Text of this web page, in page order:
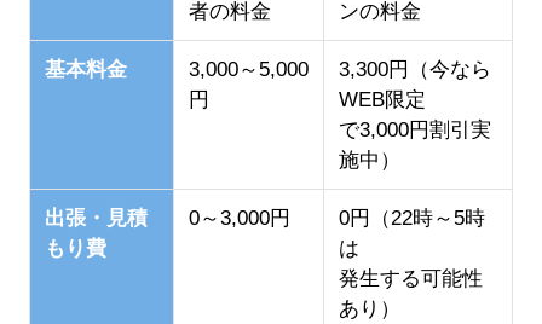
者の料金
ンの料金
基本料金
3,000～5,000
円
3,300円（今なら
WEB限定
で3,000円割引実
施中）
出張・見積
もり費
0～3,000円
0円（22時～5時
は
発生する可能性
あり）